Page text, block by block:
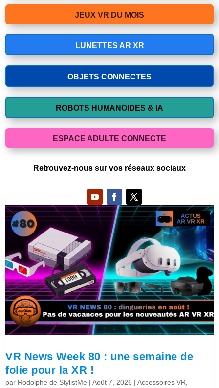
JEUX VR DU MOIS
LUNETTES AR XR
OBJETS CONNECTES
ROBOTS HUMANOIDES & IA
ESPACE ADULTE CONNECTE
Retrouvez-nous sur vos réseaux sociaux
VR News Week 80 : une semaine de
folie pour la XR !
par Rodolphe de StylistMe |Août 7, 2026 |Accessoires VR